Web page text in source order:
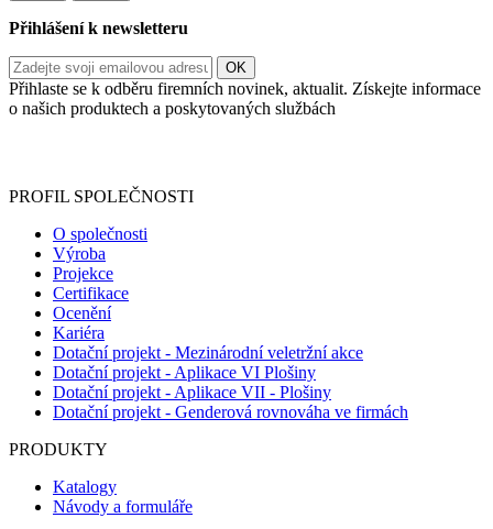
Přihlášení k newsletteru
Přihlaste se k odběru firemních novinek, aktualit. Získejte informace
o našich produktech a poskytovaných službách
PROFIL SPOLEČNOSTI
O společnosti
Výroba
Projekce
Certifikace
Ocenění
Kariéra
Dotační projekt - Mezinárodní veletržní akce
Dotační projekt - Aplikace VI Plošiny
Dotační projekt - Aplikace VII - Plošiny
Dotační projekt - Genderová rovnováha ve firmách
PRODUKTY
Katalogy
Návody a formuláře